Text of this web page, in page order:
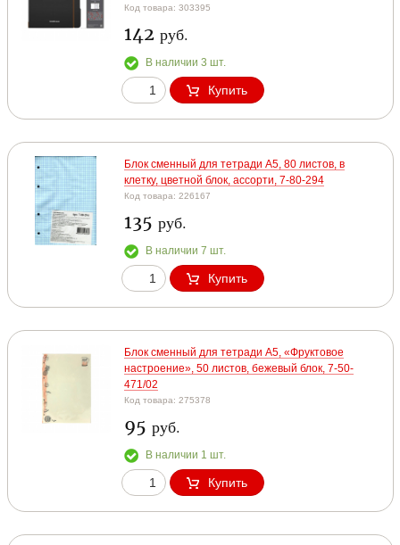
Код товара: 303395
142 руб.
В наличии 3 шт.
Купить
Блок сменный для тетради А5, 80 листов, в
клетку, цветной блок, ассорти, 7-80-294
Код товара: 226167
135 руб.
В наличии 7 шт.
Купить
Блок сменный для тетради А5, «Фруктовое
настроение», 50 листов, бежевый блок, 7-50-
471/02
Код товара: 275378
95 руб.
В наличии 1 шт.
Купить